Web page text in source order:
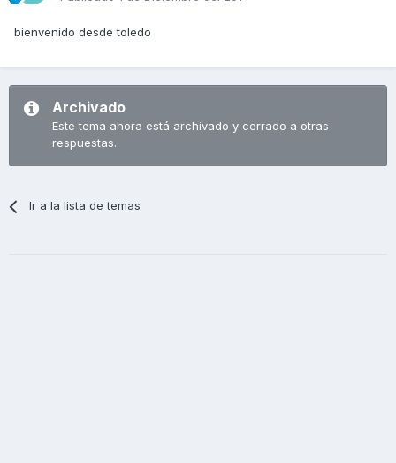
bienvenido desde toledo
Archivado
Este tema ahora está archivado y cerrado a otras
respuestas.
Ir a la lista de temas